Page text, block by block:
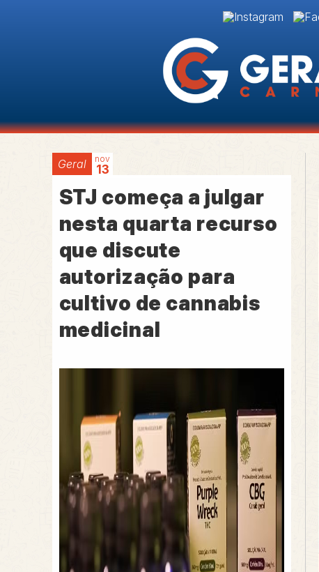
Geral 13
nov
STJ começa a julgar
nesta quarta recurso
que discute
autorização para
cultivo de cannabis
medicinal